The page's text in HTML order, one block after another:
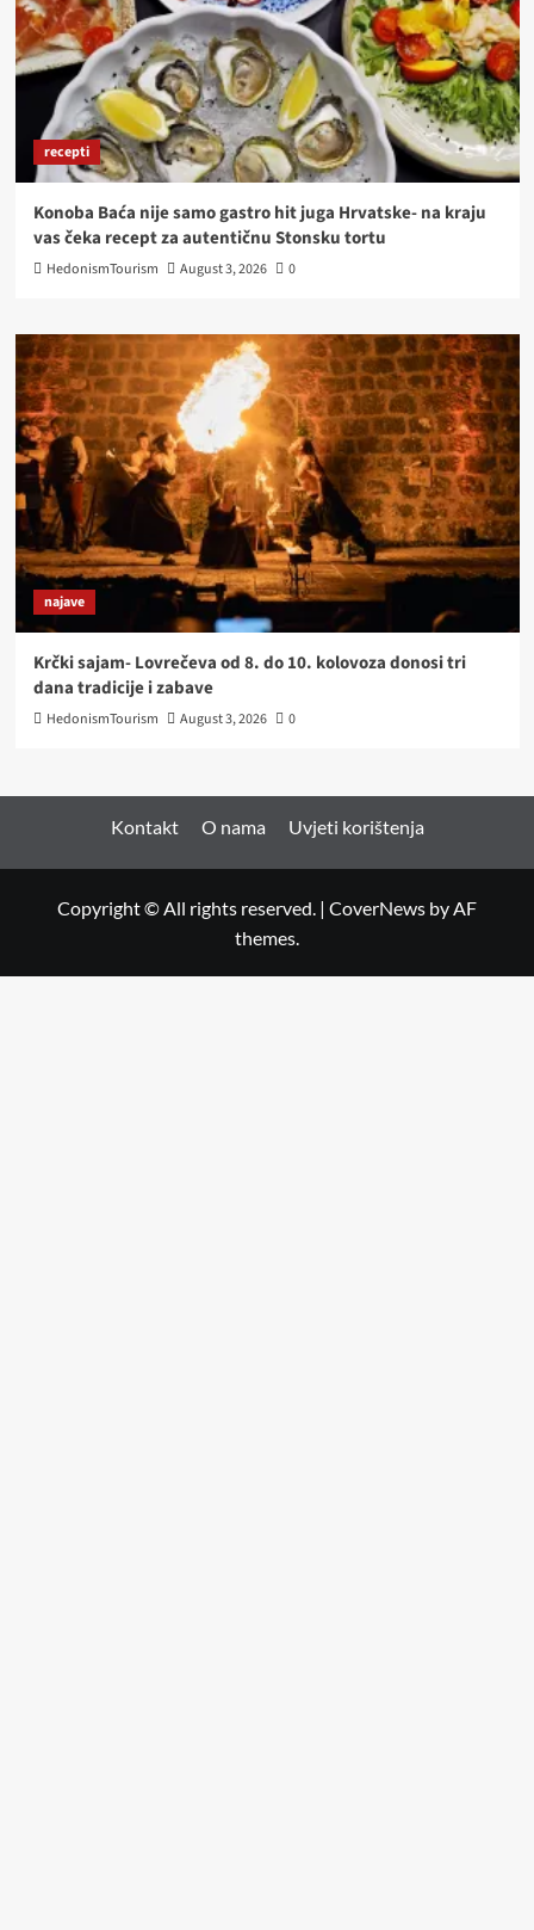
recepti
Konoba Baća nije samo gastro hit juga Hrvatske- na kraju
vas čeka recept za autentičnu Stonsku tortu
HedonismTourism August 3, 2026 0
najave
Krčki sajam- Lovrečeva od 8. do 10. kolovoza donosi tri
dana tradicije i zabave
HedonismTourism August 3, 2026 0
Kontakt O nama Uvjeti korištenja
Copyright © All rights reserved. | CoverNews by AF
themes.